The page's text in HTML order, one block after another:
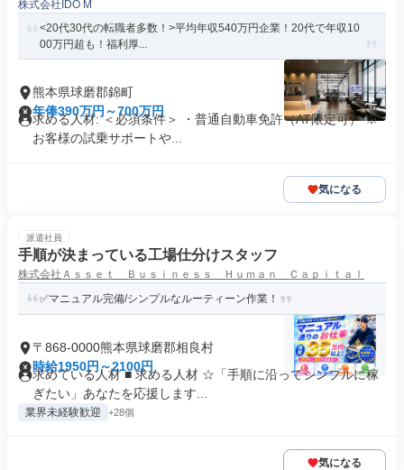
株式会社IDO M
<20代30代の転職者多数！>平均年収540万円企業！20代で年収10
00万円超も！福利厚...
熊本県球磨郡錦町
年俸390万円～700万円
求める人材: ＜必須条件＞ ・普通自動車免許（AT限定可） ※
お客様の試乗サポートや...
気になる
派遣社員
手順が決まっている工場仕分けスタッフ
株式会社Ａｓｓｅｔ Ｂｕｓｉｎｅｓｓ Ｈｕｍａｎ Ｃａｐｉｔａｌ
✅マニュアル完備/シンプルなルーティーン作業！
〒868-0000熊本県球磨郡相良村
時給1950円～2100円
求めている人材 ■ 求める人材 ☆「手順に沿ってシンプルに稼
ぎたい」あなたを応援します...
業界未経験歓迎 +28個
気になる